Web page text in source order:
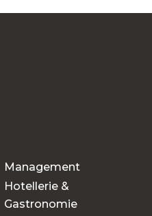
Management
Hotellerie &
Gastronomie